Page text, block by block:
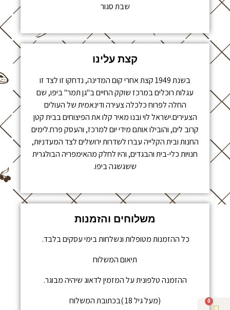
0
שבת סגור
קצת עלינו
בשנת 1949 קצת אחרי קום המדינה, נדחקו זו לצד זו
עגלות רוכלים במרכז שוקק החיים ב"גן תמר" ביפו, שם
החלה לפרוח כלכלה צעירה ודינאמית של העולים
הצעירים.ישראל לוי ובנו מאיר קלו את הפיצוחים בבית קטן
קרוב לים, והובילו אותם מידי יום למרכז, והעסק פרח.לימים
החנות ובית הקלייה עברו לשדרות ירושלים לצד המעדניות,
חנויות כלי-בית והבגדים, והיו לחלק מהאימפריה הבולגרית
ששגשגה ביפו.
משלוחים והזמנות
כל ההזמנות מטופלות ונשלחות בימי עסקים בלבד.
תיאום המשלוח
ההזמנה טלפונית על המזמין לדאוג שיהיה מבוגר.
(מעל גיל 18 )בכתובת המשלוח